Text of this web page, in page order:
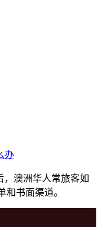
办
，澳洲华人常旅客如
和书面渠道。